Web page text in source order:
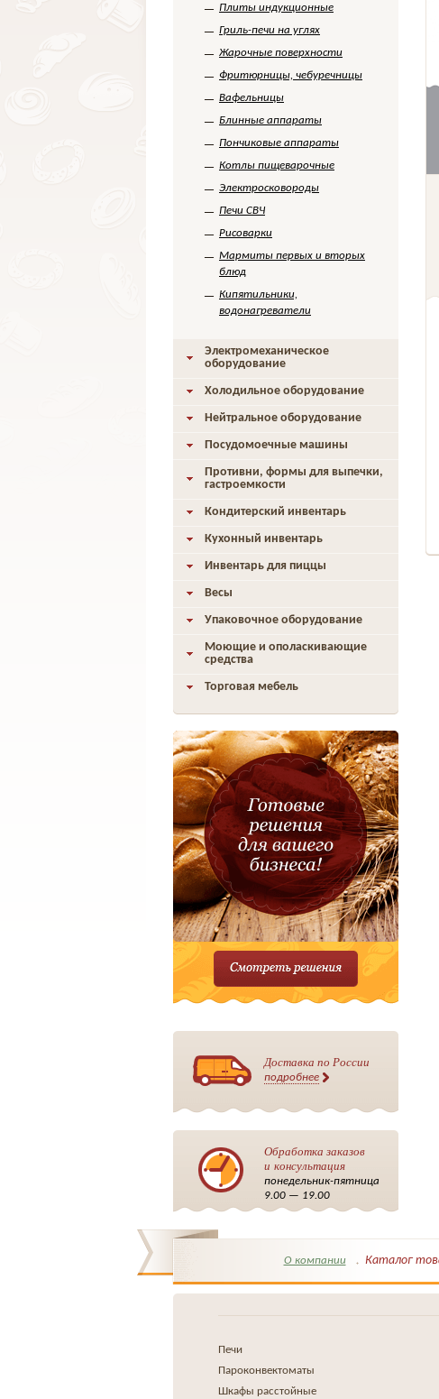
Плиты индукционные
Гриль-печи на углях
Жарочные поверхности
Фритюрницы, чебуречницы
Вафельницы
Блинные аппараты
Пончиковые аппараты
Котлы пищеварочные
Электросковороды
Печи СВЧ
Рисоварки
Мармиты первых и вторых
блюд
Кипятильники,
водонагреватели
Электромеханическое
оборудование
Холодильное оборудование
Нейтральное оборудование
Посудомоечные машины
Противни, формы для выпечки,
гастроемкости
Кондитерский инвентарь
Кухонный инвентарь
Инвентарь для пиццы
Весы
Упаковочное оборудование
Моющие и ополаскивающие
средства
Торговая мебель
Доставка по России
подробнее
Обработка заказов
и консультация
понедельник-пятница
9.00 — 19.00
О компании Каталог
Печи
Пароконвектоматы
Шкафы расстойные